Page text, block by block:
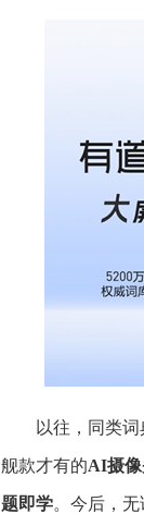
以往，同类
舰款才有的AI摄
题即学。今后，